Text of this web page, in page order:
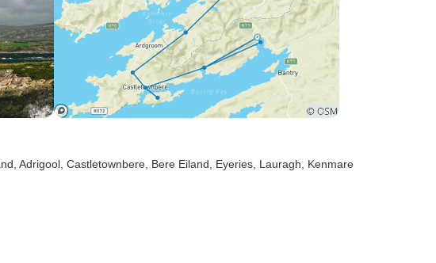
, Adrigool , Castletownbere , Bere Eiland , Eyeries , Lauragh , Kenmare